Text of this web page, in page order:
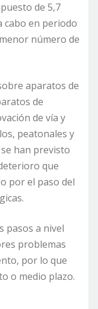
de 5,7
cabo en periodo
número de
aparatos de
de
de vía y
peatonales y
han previsto
que
por el paso del
pasos a nivel
problemas
por lo que
o medio plazo.